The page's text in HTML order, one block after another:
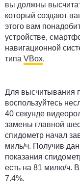
вы должны
который создают
этого вам
устройстве,
навигационной
типа VBox.
Для высчитывания
воспользуйтесь
40 секунде
замены главной
спидометр начал
миль/ч. Получив
показания
есть на 81 милю/ч. В
7.4%.